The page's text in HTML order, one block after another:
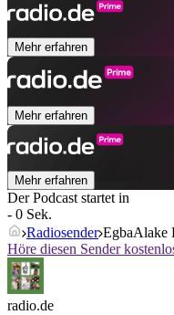
Mehr erfahren
Mehr erfahren
Mehr erfahren
Der Podcast startet in
- 0 Sek.
Radiosender EgbaAlake
Höre diesen Sender
radio.de